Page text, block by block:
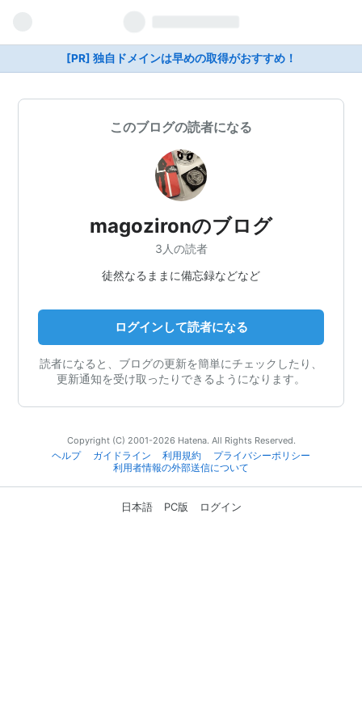
[PR] 独自ドメインは早めの取得がおすすめ！
このブログの読者になる
magozironのブログ
3人の読者
徒然なるままに備忘録などなど
ログインして読者になる
読者になると、ブログの更新を簡単にチェックしたり、
更新通知を受け取ったりできるようになります。
Copyright (C) 2001-2026 Hatena. All Rights Reserved.
ヘルプ
ガイドライン 利用規約
プライバシーポリシー
利用者情報の外部送信について
日本語 PC版 ログイン